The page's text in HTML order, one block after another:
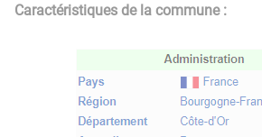
Caractéristiques de la commune :